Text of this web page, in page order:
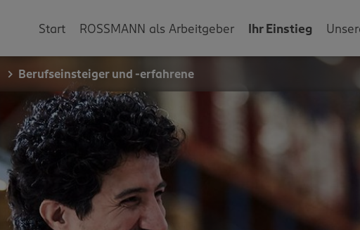
Start ROSSMANN als Arbeitgeber Ihr Einstieg
Berufseinsteiger und -erfahrene